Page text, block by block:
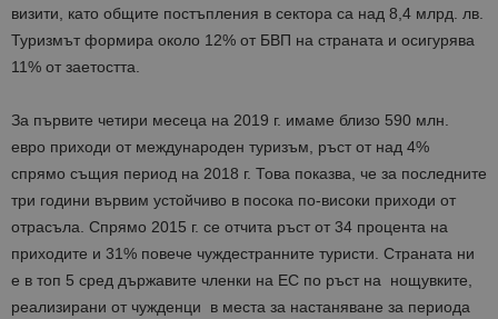
визити, като общите постъпления в сектора са над 8,4 млрд. лв.
Туризмът формира около 12% от БВП на страната и осигурява
11% от заетостта.
За първите четири месеца на 2019 г. имаме близо 590 млн.
евро приходи от международен туризъм, ръст от над 4%
спрямо същия период на 2018 г. Това показва, че за последните
три години вървим устойчиво в посока по-високи приходи от
отрасъла. Спрямо 2015 г. се отчита ръст от 34 процента на
приходите и 31% повече чуждестранните туристи. Страната ни
е в топ 5 сред държавите членки на ЕС по ръст на нощувките,
реализирани от чужденци в места за настаняване за периода